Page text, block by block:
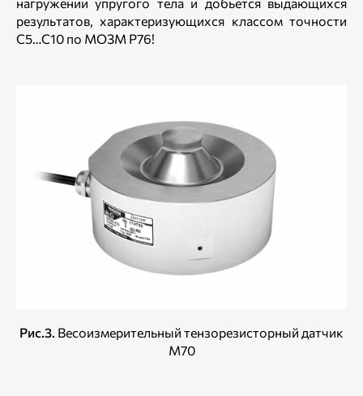
результатов, характеризующихся классом точности
С5…С10 по МОЗМ Р76!
Рис.3. Весоизмерительный тензорезисторный датчик
М70